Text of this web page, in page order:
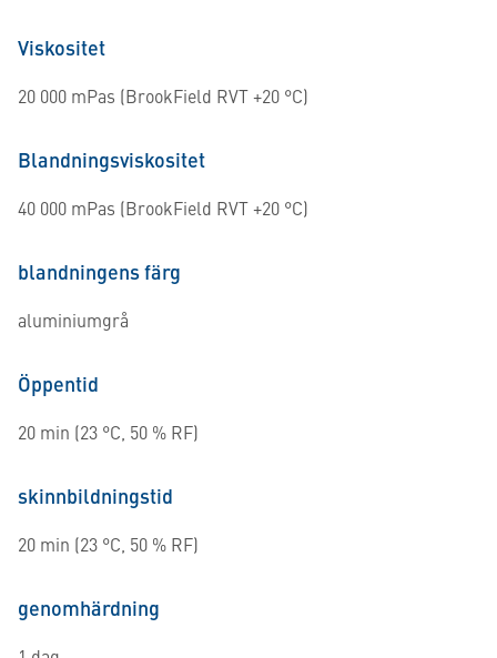
Viskositet
20 000 mPas (BrookField RVT +20 °C)
Blandningsviskositet
40 000 mPas (BrookField RVT +20 °C)
blandningens färg
aluminiumgrå
Öppentid
20 min (23 °C, 50 % RF)
skinnbildningstid
20 min (23 °C, 50 % RF)
genomhärdning